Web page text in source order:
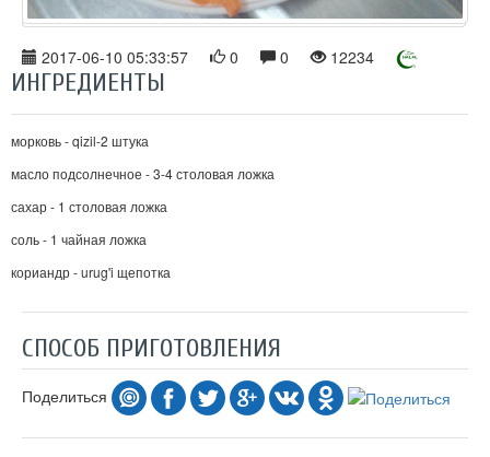
2017-06-10 05:33:57 0 0 12234
ИНГРЕДИЕНТЫ
морковь - qizil-2 штука
масло подсолнечное - 3-4 столовая ложка
сахар - 1 столовая ложка
соль - 1 чайная ложка
кориандр - urug'i щепотка
СПОСОБ ПРИГОТОВЛЕНИЯ
Поделиться